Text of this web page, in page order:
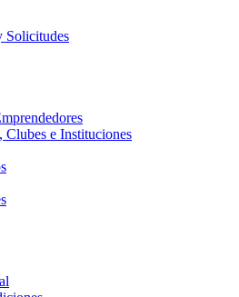
Solicitudes
Clubes e Instituciones